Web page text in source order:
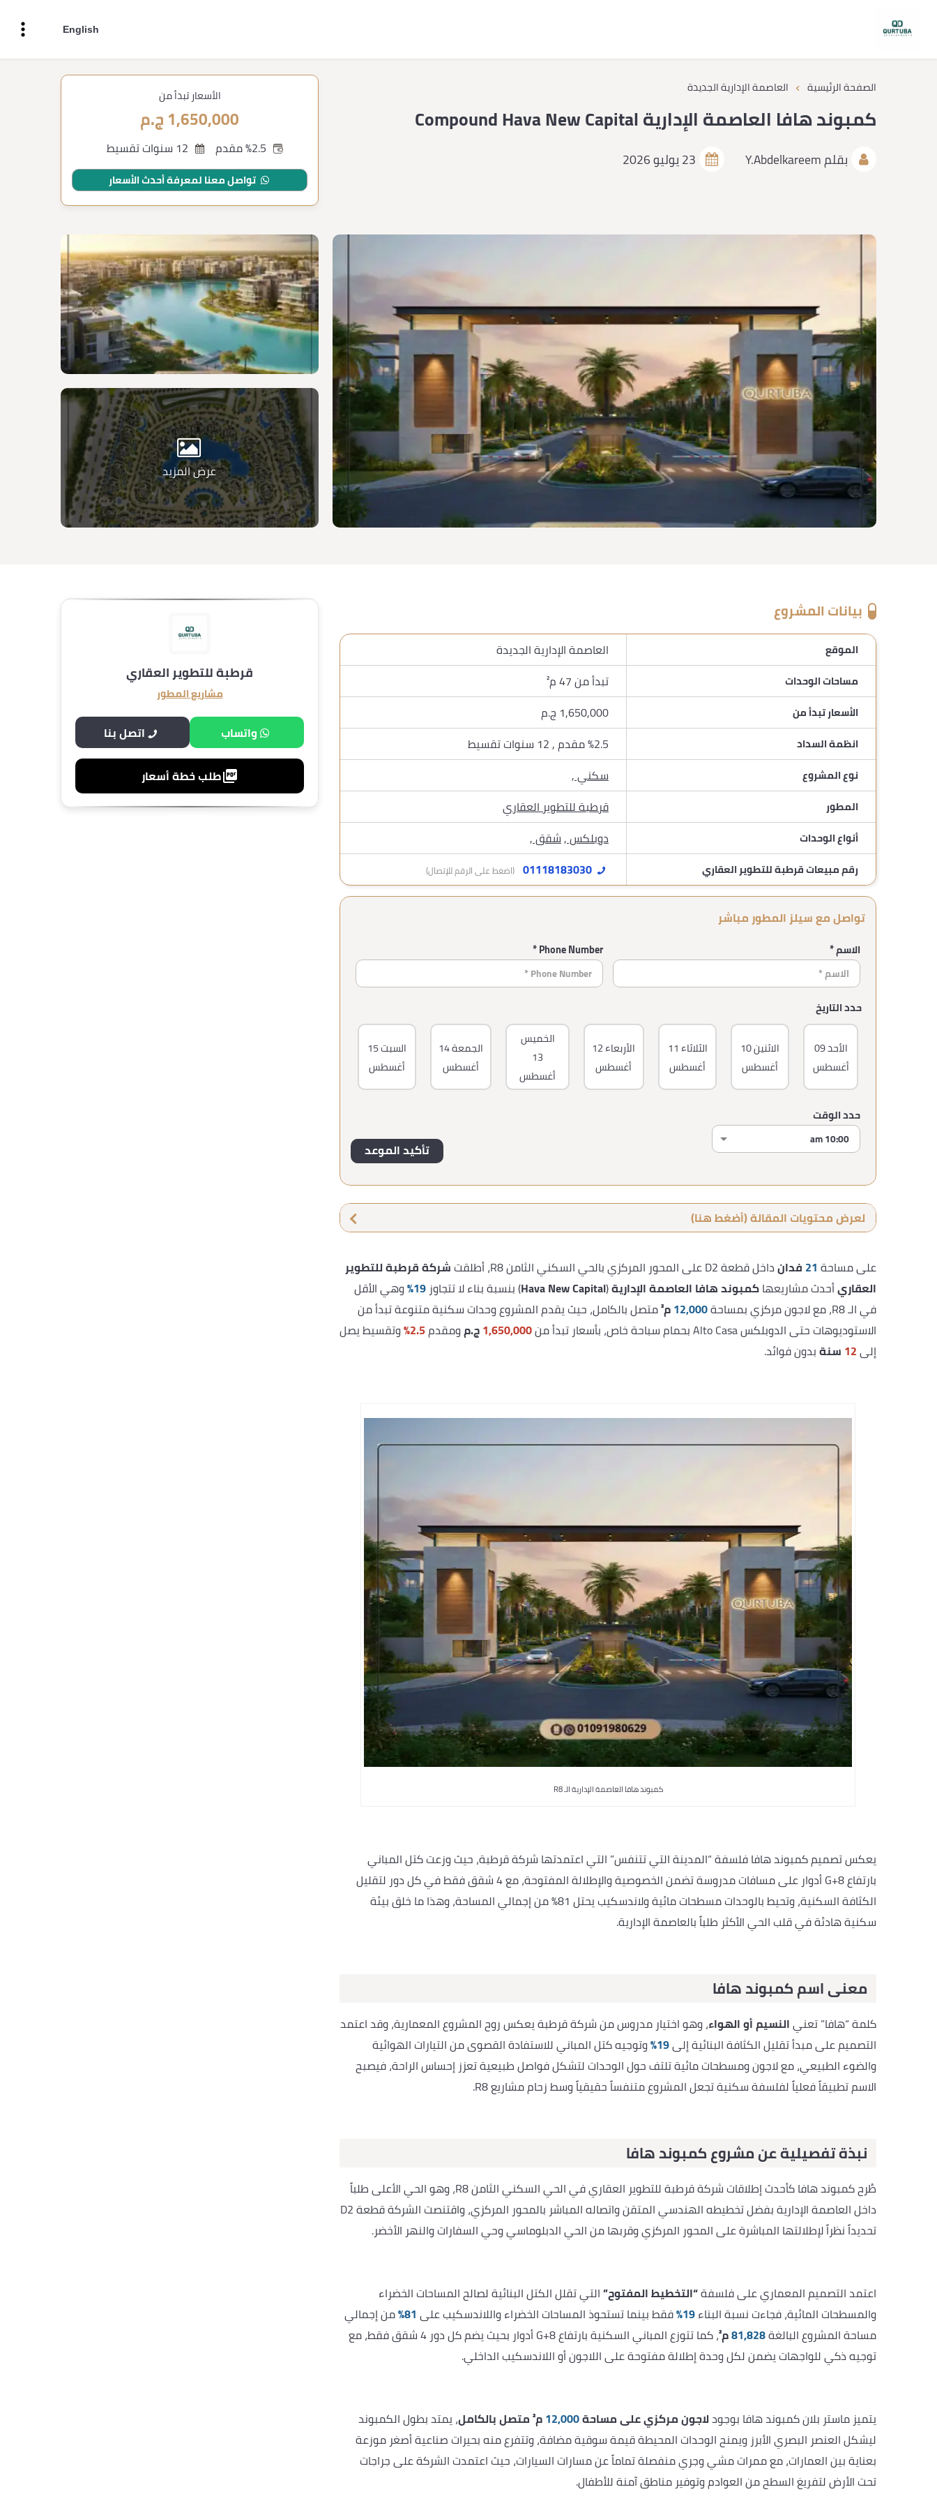
English
الصفحة الرئيسية › العاصمة الإدارية الجديدة
كمبوند هافا العاصمة الإدارية Compound Hava New Capital
بقلمY.Abdelkareem 23 يوليو 2026
الأسعار تبدأ من
1,650,000 ج.م
تواصل معنا لمعرفة أحدث الأسعار
عرض المزيد
بيانات المشروع
الموقع العاصمة الإدارية الجديدة
مساحات الوحدات تبدأ من 47 م²
الأسعار تبدأ من 1,650,000 ج.م
انظمة السداد %2.5 مقدم , 12 سنوات تقسيط
نوع المشروع سكني,
المطور قرطبة للتطوير العقاري
أنواع الوحدات دوبلكس,شقق,
رقم مبيعات قرطبة للتطوير العقاري 01118183030 (اضغط على الرقم للإتصال)
تواصل مع سيلز المطور مباشر
الاسم * Phone Number *
حدد التاريخ
الأحد09
أغسطس
الاثنين10
أغسطس
الثلاثاء 11
أغسطس
الأربعاء12
أغسطس
الخميس
13
أغسطس
الجمعة14
أغسطس
السبت15
أغسطس
حدد الوقت
لعرض محتويات المقالة (أضغط هنا)
على مساحة 21 فدانداخل قطعة D2 على المحور المركزي بالحي السكني الثامن R8، أطلقت
شركة قرطبة للتطوير
العقاريأحدث مشاريعهاكمبوند هافا العاصمة الإدارية(
Hava New Capital) بنسبة بناء لا تتجاوز 19% وهي الأقل
في الـ R8، مع لاجون مركزي بمساحة
12,000م² متصل بالكامل، حيث يقدم المشروع وحدات سكنية متنوعة تبدأ من
الاستوديوهات حتى الدوبلكس Alto Casa بحمام سباحة خاص، بأسعار تبدأ من
1,650,000ج.مومقدم2.5% وتقسيط يصل
إلى12 سنةبدون فوائد.
كمبوند هافا العاصمة الإدارية الـ R8
يعكس تصميم كمبوند هافا فلسفة “المدينة التي تتنفس” التي اعتمدتها شركة قرطبة، حيث وزعت كتل المباني
بارتفاع G+8 أدوار على مسافات مدروسة تضمن الخصوصية والإطلالة المفتوحة، مع 4 شقق فقط في كل دور لتقليل
الكثافة السكنية، وتحيط بالوحدات مسطحات مائية ولاندسكيب يحتل 81% من إجمالي المساحة، وهذا ما خلق بيئة
سكنية هادئة في قلب الحي الأكثر طلباً بالعاصمة الإدارية.
معنى اسم كمبوند هافا
كلمة “هافا” تعنيالنسيم أو الهواء، وهو اختيار مدروس من شركة قرطبة يعكس روح المشروع المعمارية، وقد اعتمد
التصميم على مبدأ تقليل الكثافة البنائية إلى19% وتوجيه كتل المباني للاستفادة القصوى من التيارات الهوائية
والضوء الطبيعي، مع لاجون ومسطحات مائية تلتف حول الوحدات لتشكل فواصل طبيعية تعزز إحساس الراحة، فيصبح
الاسم تطبيقاً فعلياً لفلسفة سكنية تجعل المشروع متنفساً حقيقياً وسط زحام مشاريع R8.
نبذة تفصيلية عن مشروع كمبوند هافا
طُرح كمبوند هافا كأحدث إطلاقات شركة قرطبة للتطوير العقاري في الحي السكني الثامن R8، وهو الحي الأعلى طلباً
داخل العاصمة الإدارية بفضل تخطيطه الهندسي المتقن واتصاله المباشر بالمحور المركزي، واقتنصت الشركة قطعة D2
تحديداً نظراً لإطلالتها المباشرة على المحور المركزي وقربها من الحي الدبلوماسي وحي السفارات والنهر الأخضر.
اعتمد التصميم المعماري على فلسفة“التخطيط المفتوح”التي تقلل الكتل البنائية لصالح المساحات الخضراء
والمسطحات المائية، فجاءت نسبة البناء19% فقط بينما تستحوذ المساحات الخضراء واللاندسكيب على 81% من إجمالي
مساحة المشروع البالغة81,828م²
، كما تتوزع المباني السكنية بارتفاع G+8 أدوار بحيث يضم كل دور 4 شقق فقط، مع
توجيه ذكي للواجهات يضمن لكل وحدة إطلالة مفتوحة على اللاجون أو اللاندسكيب الداخلي.
يتميز ماستر بلان كمبوند هافا بوجودلاجون مركزي على مساحة12,000م² متصل بالكامل
، يمتد بطول الكمبوند
ليشكل العنصر البصري الأبرز ويمنح الوحدات المحيطة قيمة سوقية مضافة، وتتفرع منه بحيرات صناعية أصغر موزعة
بعناية بين العمارات، مع ممرات مشي وجري منفصلة تماماً عن مسارات السيارات، حيث اعتمدت الشركة على جراجات
تحت الأرض لتفريغ السطح من العوادم وتوفير مناطق آمنة للأطفال.
قرطبة للتطوير العقاري
مشاريع المطور
واتساب اتصل بنا
طلب خطة أسعار